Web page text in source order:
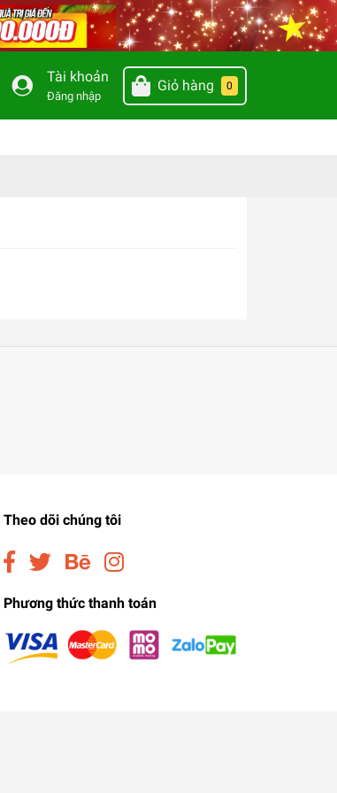
Tài khoản
Đăng nhập
Giỏ hàng 0
Theo dõi chúng tôi
Phương thức thanh toán